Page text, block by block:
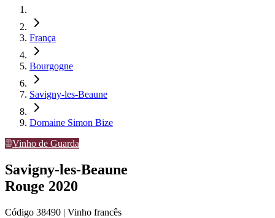
França
Bourgogne
Savigny-les-Beaune
Domaine Simon Bize
Vinho de Guarda
Savigny-les-Beaune
Rouge 2020
Código 38490 | Vinho francês